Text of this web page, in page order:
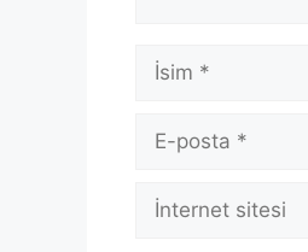
İsim
posta
İnternet